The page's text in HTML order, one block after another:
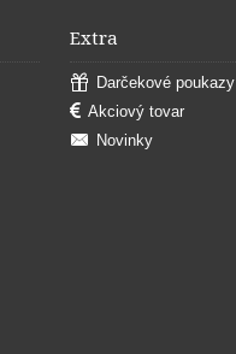
Extra
Darčekové poukazy
Akciový tovar
Novinky